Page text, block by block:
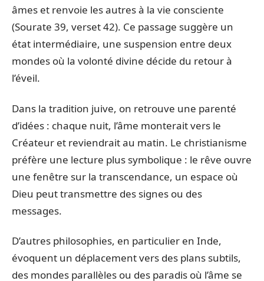
âmes et renvoie les autres à la vie consciente
(Sourate 39, verset 42). Ce passage suggère un
état intermédiaire, une suspension entre deux
mondes où la volonté divine décide du retour à
l’éveil.
Dans la tradition juive, on retrouve une parenté
d’idées : chaque nuit, l’âme monterait vers le
Créateur et reviendrait au matin. Le christianisme
préfère une lecture plus symbolique : le rêve ouvre
une fenêtre sur la transcendance, un espace où
Dieu peut transmettre des signes ou des
messages.
D’autres philosophies, en particulier en Inde,
évoquent un déplacement vers des plans subtils,
des mondes parallèles ou des paradis où l’âme se